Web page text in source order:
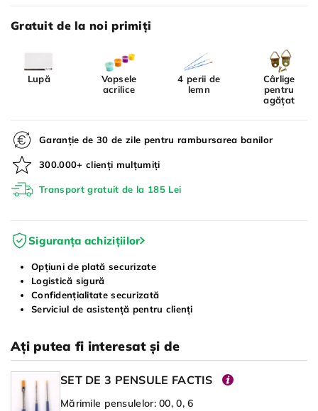
Gratuit de la noi primiți
Lupă
Vopsele
acrilice
4 perii de
lemn
Cârlige
pentru
agățat
Garanție de 30 de zile pentru rambursarea banilor
300.000+ clienți mulțumiți
Transport gratuit de la 185 Lei
Siguranța achizițiilor
Opțiuni de plată securizate
Logistică sigură
Confidențialitate securizată
Serviciul de asistență pentru clienți
Ați putea fi interesat și de
SET DE 3 PENSULE FACTIS
Mărimile pensulelor: 00, 0, 6